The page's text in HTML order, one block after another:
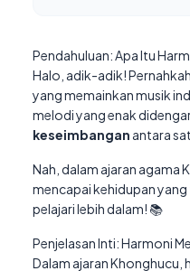
Pendahuluan: Apa Itu
Halo, adik-adik!
yang memainkan musik
melodi yang enak
keseimbangan antara
Nah, dalam ajaran agama
mencapai kehidupan
pelajari lebih dalam! 📚
Penjelasan Inti: Harmoni
Dalam ajaran Khonghucu,